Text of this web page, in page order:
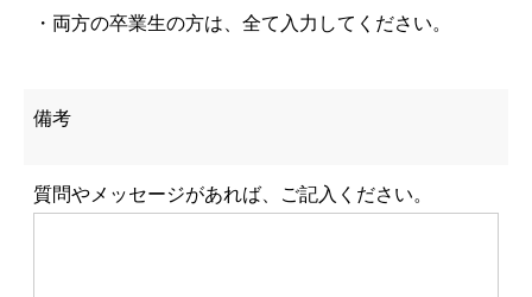
・両方の卒業生の方は、全て入力してください。
備考
質問やメッセージがあれば、ご記入ください。